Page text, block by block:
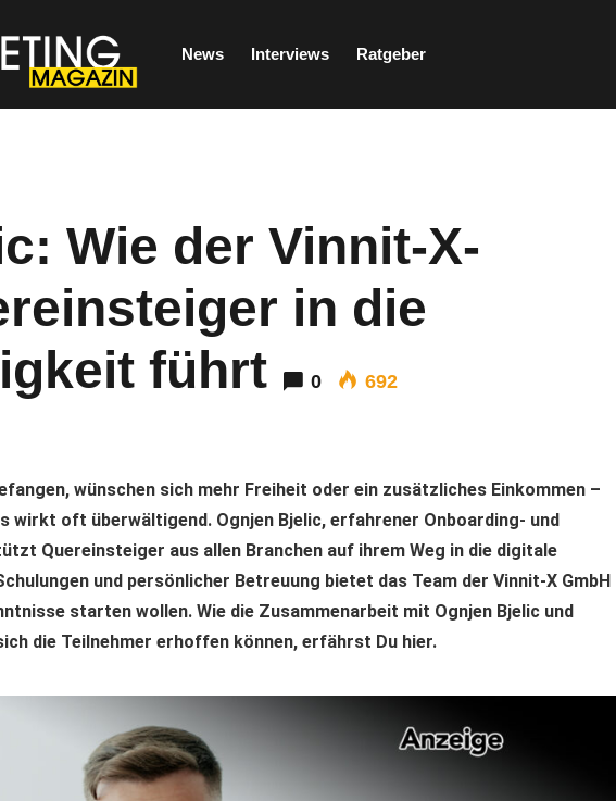
News Interviews Ratgeber
Wie der Vinnit-X-
in die
führt
0 692
wünschen sich mehr Freiheit oder ein zusätzliches Einkommen –
wirkt oft überwältigend. Ognjen Bjelic, erfahrener Onboarding- und
Quereinsteiger aus allen Branchen auf ihrem Weg in die digitale
und persönlicher Betreuung bietet das Team der Vinnit-X GmbH
starten wollen. Wie die Zusammenarbeit mit Ognjen Bjelic und
die Teilnehmer erhoffen können, erfährst Du hier.